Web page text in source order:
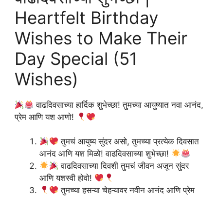
Heartfelt Birthday
Wishes to Make Their
Day Special (51
Wishes)
वाढदिवसाच्या हार्दिक शुभेच्छा! तुमच्या आयुष्यात नवा आनंद,
प्रेम आणि यश आणो!
तुमचं आयुष्य सुंदर असो, तुमच्या प्रत्येक दिवसात
आनंद आणि यश मिळो! वाढदिवसाच्या शुभेच्छा!
वाढदिवसाच्या दिवशी तुमचं जीवन अजून सुंदर
आणि यशस्वी होवो!
तुमच्या हसऱ्या चेहऱ्यावर नवीन आनंद आणि प्रेम